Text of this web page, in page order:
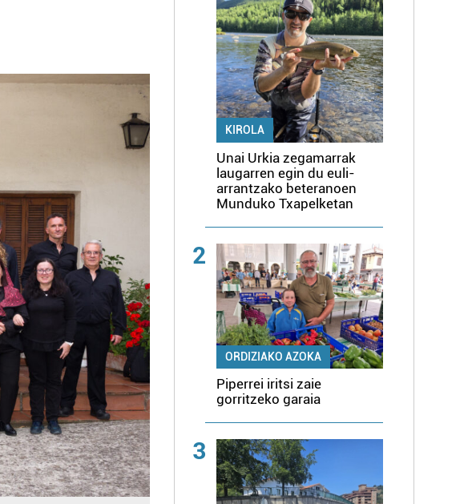
KIROLA
Unai Urkia zegamarrak
laugarren egin du euli-
arrantzako beteranoen
Munduko Txapelketan
2
ORDIZIAKO AZOKA
Piperrei iritsi zaie
gorritzeko garaia
3